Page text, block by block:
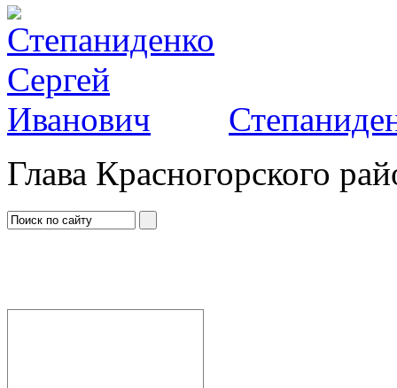
Глава Красногорского